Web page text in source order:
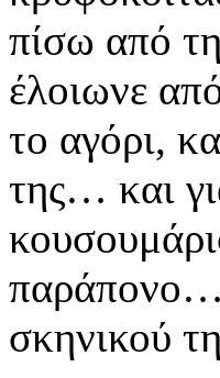
πίσω από
έλοιωνε
το αγόρι,
της… και
παράπονο…
σκηνικού